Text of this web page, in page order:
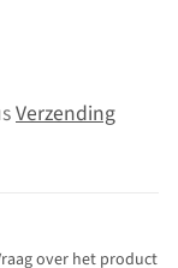
Verzending
over het product